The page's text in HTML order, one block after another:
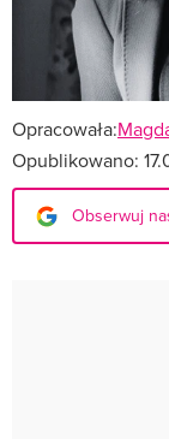
Opracowała:
Opublikowano:
Obserwuj